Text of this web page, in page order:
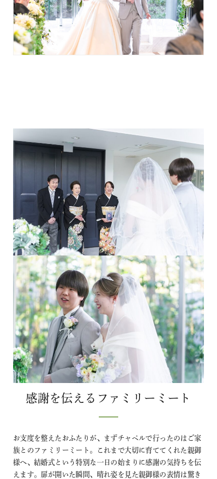
感謝を伝えるファミリーミート
お支度を整えたおふたりが、まずチャペルで行ったのはご家
族とのファミリーミート。これまで大切に育ててくれた親御
様へ、結婚式という特別な一日の始まりに感謝の気持ちを伝
えます。扉が開いた瞬間、晴れ姿を見た親御様の表情は驚き